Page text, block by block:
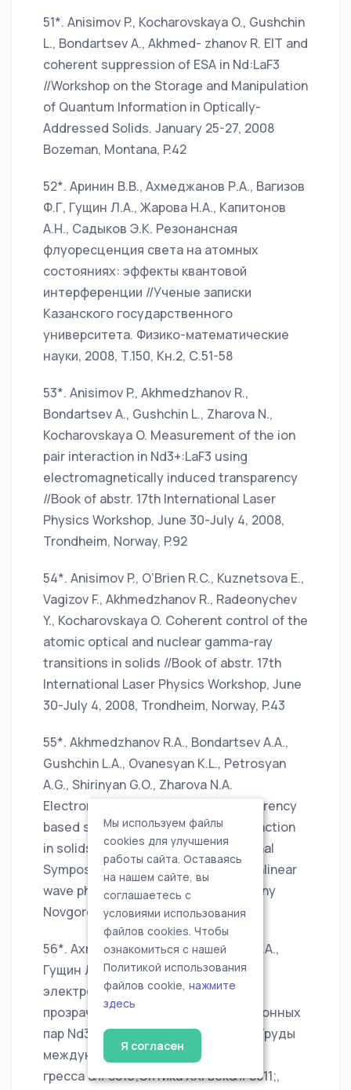
51*. Anisimov P., Kocharovskaya O., Gushchin
L., Bondartsev A., Akhmed- zhanov R. EIT and
coherent suppression of ESA in Nd:LaF3
//Workshop on the Storage and Manipulation
of Quantum Information in Optically-
Addressed Solids. January 25-27, 2008
Bozeman, Montana, P.42
52*. Аринин В.В., Ахмеджанов Р.А., Вагизов
Ф.Г, Гущин Л.А., Жарова Н.А., Капитонов
А.Н., Садыков Э.К. Резонансная
флуоресценция света на атомных
состояниях: эффекты квантовой
интерференции //Ученые записки
Казанского государственного
университета. Физико-математические
науки, 2008, Т.150, Кн.2, С.51-58
53*. Anisimov P., Akhmedzhanov R.,
Bondartsev A., Gushchin L., Zharova N.,
Kocharovskaya O. Measurement of the ion
pair interaction in Nd3+:LaF3 using
electromagnetically induced transparency
//Book of abstr. 17th International Laser
Physics Workshop, June 30-July 4, 2008,
Trondheim, Norway, P.92
54*. Anisimov P., O’Brien R.C., Kuznetsova E.,
Vagizov F., Akhmedzhanov R., Radeonychev
Y., Kocharovskaya O. Coherent control of the
atomic optical and nuclear gamma-ray
transitions in solids //Book of abstr. 17th
International Laser Physics Workshop, June
30-July 4, 2008, Trondheim, Norway, P.43
55*. Akhmedzhanov R.A., Bondartsev A.A.,
Gushchin L.A., Ovanesyan K.L., Petrosyan
A.G., Shirinyan G.O., Zharova N.A.
Electromagnetically induced transparency
based spectroscopy of ion-ion interaction
in solids //Proceedings of International
Symposium "Topical problems of nonlinear
wave physics". 20-26 July, 2008, Nizhny
Novgorod, Russia, P.108-109
56*. Ахмеджанов Р.А., Бондарцев А.А.,
Гущин Л.А. Использование 34
электромагнитно индуцированной
прозрачности для спектроскопии ионных
пар Nd3+- Nd3+ в кристалле LaF3 //Труды
международного оптического кон-
гресса &#8810;Оптика ХХI век&#8811;,
Мы используем файлы
cookies для улучшения
работы сайта. Оставаясь
на нашем сайте, вы
соглашаетесь с
условиями использования
файлов cookies. Чтобы
ознакомиться с нашей
Политикой использования
файлов cookie, нажмите
здесь
Я согласен